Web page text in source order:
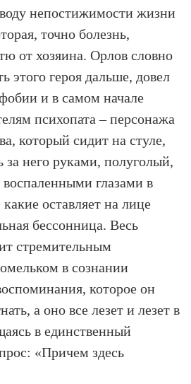
непостижимости жизни
точно болезнь,
от хозяина. Орлов словно
этого героя дальше, довел
и в самом начале
психопата – персонажа
который сидит на стуле,
за него руками, полуголый,
воспаленными глазами в
оставляет на лице
бессонница. Весь
стремительным
в сознании
которое он
а оно все лезет и лезет в
в единственный
«Причем здесь